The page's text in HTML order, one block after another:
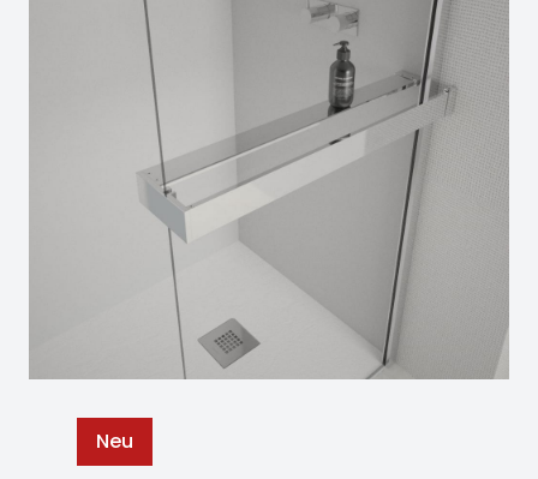
Neu